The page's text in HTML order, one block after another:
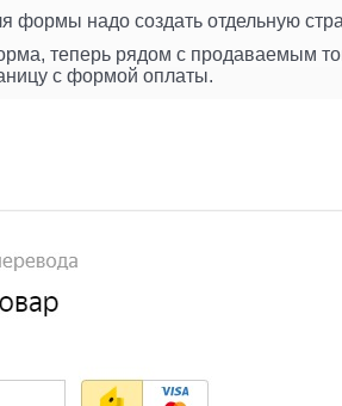
формы надо создать отдельную
теперь рядом с продаваемым
с формой оплаты.